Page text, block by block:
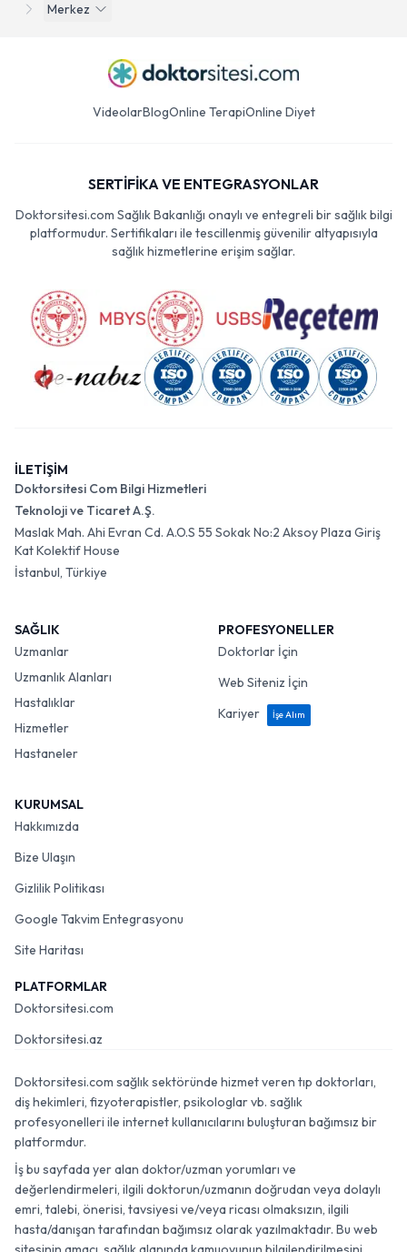
Merkez
VideolarBlogOnline TerapiOnline Diyet
SERTİFİKA VE ENTEGRASYONLAR
Doktorsitesi.com Sağlık Bakanlığı onaylı ve entegreli bir sağlık bilgi
platformudur. Sertifikaları ile tescillenmiş güvenilir altyapısıyla
sağlık hizmetlerine erişim sağlar.
İLETİŞİM
Doktorsitesi Com Bilgi Hizmetleri
Teknoloji ve Ticaret A.Ş.
Maslak Mah. Ahi Evran Cd. A.O.S 55 Sokak No:2 Aksoy Plaza Giriş
Kat Kolektif House
İstanbul, Türkiye
SAĞLIK
Uzmanlar
Uzmanlık Alanları
Hastalıklar
Hizmetler
Hastaneler
PROFESYONELLER
Doktorlar İçin
Web Siteniz İçin
Kariyer
İşe Alım
KURUMSAL
Hakkımızda
Bize Ulaşın
Gizlilik Politikası
Google Takvim Entegrasyonu
Site Haritası
PLATFORMLAR
Doktorsitesi.com
Doktorsitesi.az
Doktorsitesi.com sağlık sektöründe hizmet veren tıp doktorları,
diş hekimleri, fizyoterapistler, psikologlar vb. sağlık
profesyonelleri ile internet kullanıcılarını buluşturan bağımsız bir
platformdur.
İş bu sayfada yer alan doktor/uzman yorumları ve
değerlendirmeleri, ilgili doktorun/uzmanın doğrudan veya dolaylı
emri, talebi, önerisi, tavsiyesi ve/veya ricası olmaksızın, ilgili
hasta/danışan tarafından bağımsız olarak yazılmaktadır. Bu web